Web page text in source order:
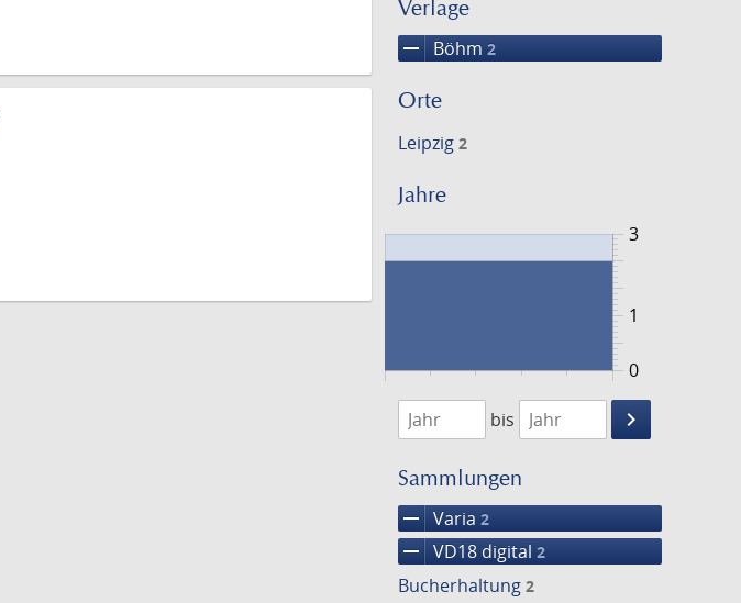
Verlage
remove Böhm 2
Orte
Leipzig 2
Jahre
0
3
1
1779
1780
bis
keyboard_arrow_right
Suche
Sammlungen
remove Varia 2
remove VD18 digital 2
Bucherhaltung 2